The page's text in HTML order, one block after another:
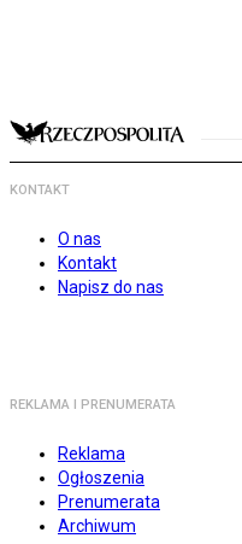
KONTAKT
O nas
Kontakt
Napisz do nas
REKLAMA I PRENUMERATA
Reklama
Ogłoszenia
Prenumerata
Archiwum